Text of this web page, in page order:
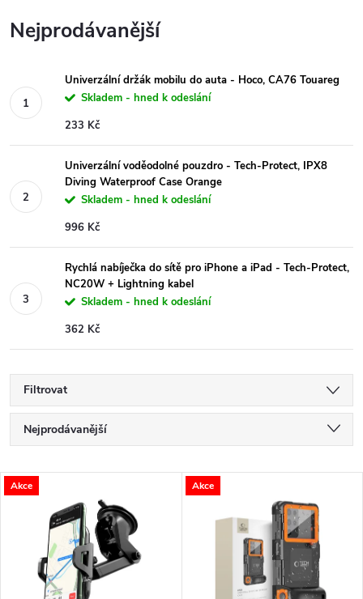
Nejprodávanější
Univerzální držák mobilu do auta - Hoco, CA76 Touareg
Skladem - hned k odeslání
233 Kč
Univerzální voděodolné pouzdro - Tech-Protect, IPX8
Diving Waterproof Case Orange
Skladem - hned k odeslání
996 Kč
Rychlá nabíječka do sítě pro iPhone a iPad - Tech-Protect,
NC20W + Lightning kabel
Skladem - hned k odeslání
362 Kč
Filtrovat
Ř
a
Nejprodávanější
Nejdražší
Abecedně
V
Akce Akce